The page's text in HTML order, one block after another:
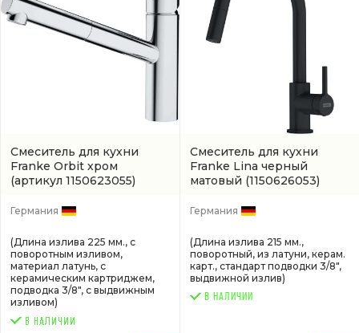
Смеситель для кухни
Franke Orbit хром
(артикул 1150623055)
Германия
(Длина излива 225 мм., с
поворотным изливом,
материал латунь, с
керамическим картриджем,
подводка 3/8", с выдвижным
изливом)
Смеситель для кухни
Franke Lina черный
матовый (1150626053)
Германия
(Длина излива 215 мм.,
поворотный, из латуни, керам.
карт., стандарт подводки 3/8",
выдвижной излив)
В НАЛИЧИИ